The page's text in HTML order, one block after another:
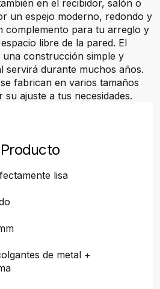
en el recibidor, salón o
un espejo moderno, redondo y
complemento para tu arreglo y
libre de la pared. El
una construcción simple y
servirá durante muchos años.
fabrican en varios tamaños
ajuste a tus necesidades.
lisa
de metal +